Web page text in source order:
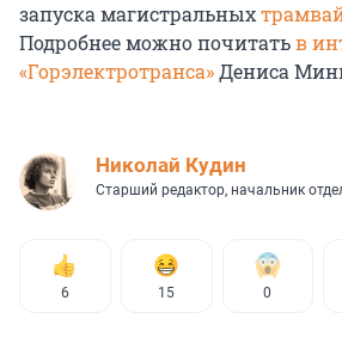
запуска магистральных
Подробнее можно почитатьв
«Горэлектротранса»Дениса
Николай Кудин
Старший редактор, начальник
6 15 0